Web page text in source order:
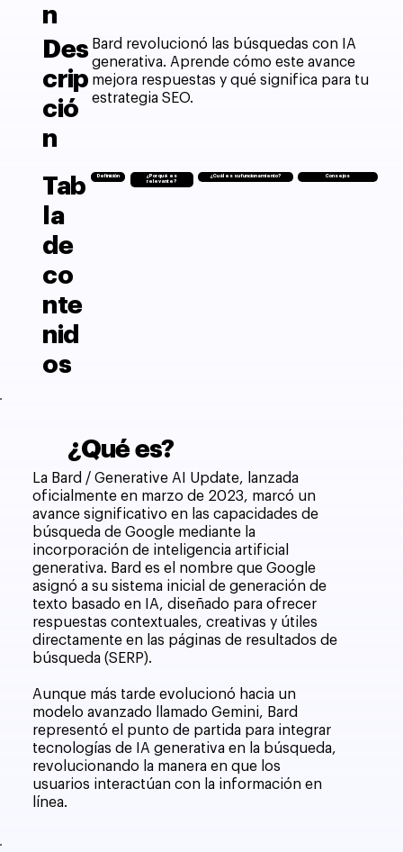
n
Des
crip
ció
n
Bard revolucionó las búsquedas con IA
generativa. Aprende cómo este avance
mejora respuestas y qué significa para tu
estrategia SEO.
Tab
la
de
co
nte
nid
os
Definición
¿Por qué es
relevante?
¿Cuál es su funcionamiento? Consejos
¿Qué es?
La Bard / Generative AI Update, lanzada
oficialmente en marzo de 2023, marcó un
avance significativo en las capacidades de
búsqueda de Google mediante la
incorporación de inteligencia artificial
generativa. Bard es el nombre que Google
asignó a su sistema inicial de generación de
texto basado en IA, diseñado para ofrecer
respuestas contextuales, creativas y útiles
directamente en las páginas de resultados de
búsqueda (SERP).
Aunque más tarde evolucionó hacia un
modelo avanzado llamado Gemini, Bard
representó el punto de partida para integrar
tecnologías de IA generativa en la búsqueda,
revolucionando la manera en que los
usuarios interactúan con la información en
línea.